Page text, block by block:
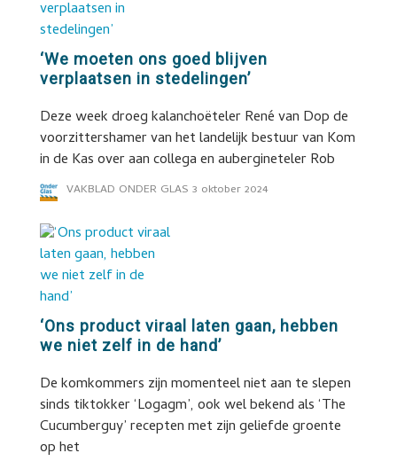
‘We moeten ons goed blijven
verplaatsen in stedelingen’
Deze week droeg kalanchoëteler René van Dop de
voorzittershamer van het landelijk bestuur van Kom
in de Kas over aan collega en aubergineteler Rob
VAKBLAD ONDER GLAS 3 oktober 2024
‘Ons product viraal laten gaan, hebben
we niet zelf in de hand’
De komkommers zijn momenteel niet aan te slepen
sinds tiktokker ‘Logagm’, ook wel bekend als ‘The
Cucumberguy’ recepten met zijn geliefde groente
op het